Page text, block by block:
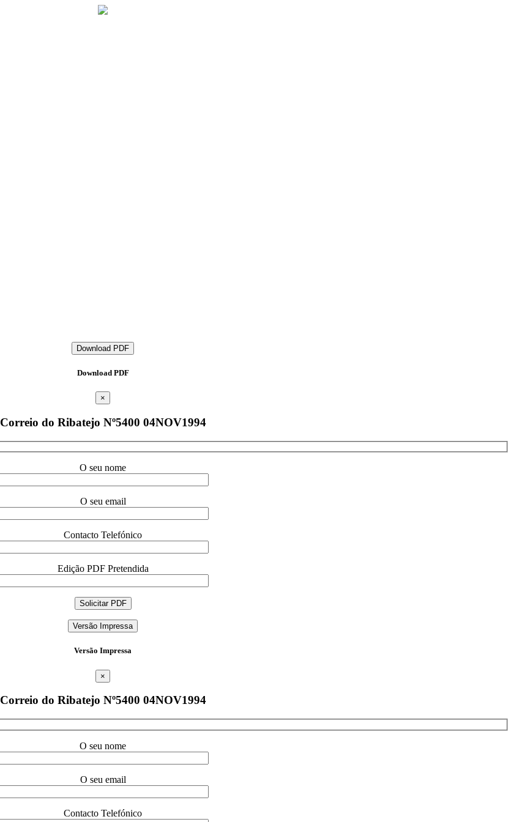
Download PDF
Download PDF
×
Correio do Ribatejo Nº5400 04NOV1994
O seu nome
O seu email
Contacto Telefónico
Edição PDF Pretendida
Versão Impressa
Versão Impressa
×
Correio do Ribatejo Nº5400 04NOV1994
O seu nome
O seu email
Contacto Telefónico